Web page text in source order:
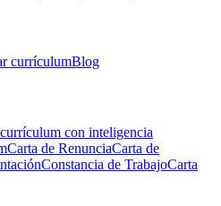
currículumBlog
con inteligencia
Carta de RenunciaCarta de
Constancia de TrabajoCarta